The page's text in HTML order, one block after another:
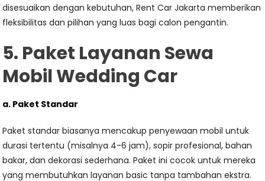
disesuaikan dengan kebutuhan, Rent Car Jakarta memberikan
fleksibilitas dan pilihan yang luas bagi calon pengantin.
5. Paket Layanan Sewa
Mobil Wedding Car
a. Paket Standar
Paket standar biasanya mencakup penyewaan mobil untuk
durasi tertentu (misalnya 4-6 jam), sopir profesional, bahan
bakar, dan dekorasi sederhana. Paket ini cocok untuk mereka
yang membutuhkan layanan basic tanpa tambahan ekstra.